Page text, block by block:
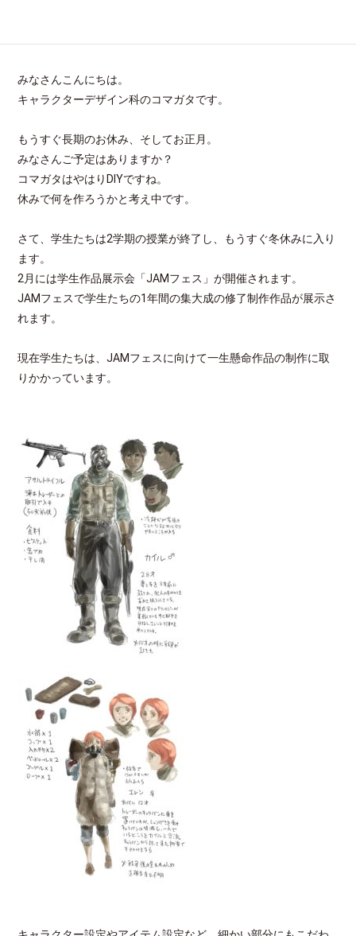
みなさんこんにちは。
キャラクターデザイン科のコマガタです。
もうすぐ長期のお休み、そしてお正月。
みなさんご予定はありますか？
コマガタはやはりDIYですね。
休みで何を作ろうかと考え中です。
さて、学生たちは2学期の授業が終了し、もうすぐ冬休みに入り
ます。
2月には学生作品展示会「JAMフェス」が開催されます。
JAMフェスで学生たちの1年間の集大成の修了制作作品が展示さ
れます。
現在学生たちは、JAMフェスに向けて一生懸命作品の制作に取
りかかっています。